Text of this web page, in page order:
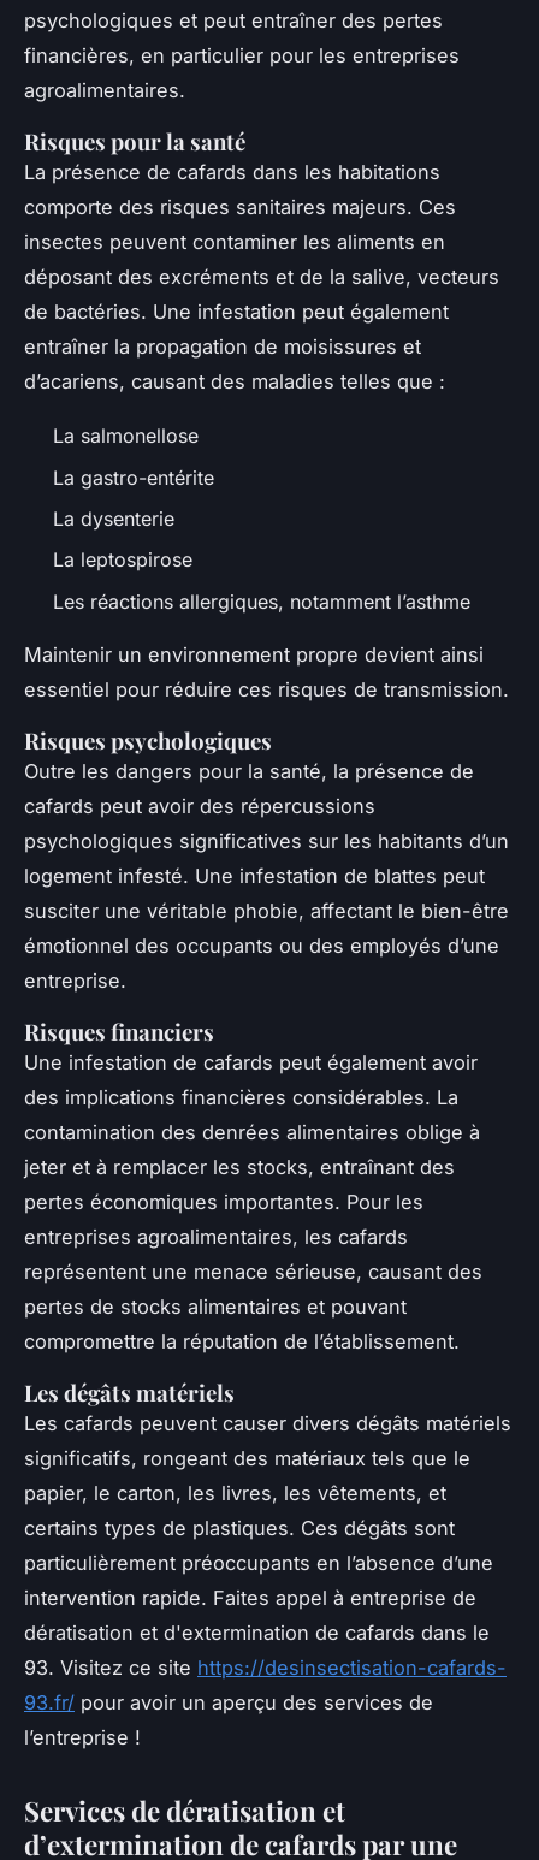
psychologiques et peut entraîner des pertes
financières, en particulier pour les entreprises
agroalimentaires.
Risques pour la santé
La présence de cafards dans les habitations
comporte des risques sanitaires majeurs. Ces
insectes peuvent contaminer les aliments en
déposant des excréments et de la salive, vecteurs
de bactéries. Une infestation peut également
entraîner la propagation de moisissures et
d’acariens, causant des maladies telles que :
La salmonellose
La gastro-entérite
La dysenterie
La leptospirose
Les réactions allergiques, notamment l’asthme
Maintenir un environnement propre devient ainsi
essentiel pour réduire ces risques de transmission.
Risques psychologiques
Outre les dangers pour la santé, la présence de
cafards peut avoir des répercussions
psychologiques significatives sur les habitants d’un
logement infesté. Une infestation de blattes peut
susciter une véritable phobie, affectant le bien-être
émotionnel des occupants ou des employés d’une
entreprise.
Risques financiers
Une infestation de cafards peut également avoir
des implications financières considérables. La
contamination des denrées alimentaires oblige à
jeter et à remplacer les stocks, entraînant des
pertes économiques importantes. Pour les
entreprises agroalimentaires, les cafards
représentent une menace sérieuse, causant des
pertes de stocks alimentaires et pouvant
compromettre la réputation de l’établissement.
Les dégâts matériels
Les cafards peuvent causer divers dégâts matériels
significatifs, rongeant des matériaux tels que le
papier, le carton, les livres, les vêtements, et
certains types de plastiques. Ces dégâts sont
particulièrement préoccupants en l’absence d’une
intervention rapide. Faites appel à entreprise de
dératisation et d'extermination de cafards dans le
93. Visitez ce site https://desinsectisation-cafards-
93.fr/ pour avoir un aperçu des services de
l’entreprise !
Services de dératisation et
d’extermination de cafards par une